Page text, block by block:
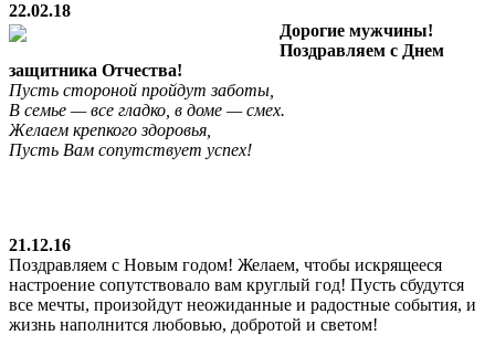
22.02.18
Дорогие мужчины!
Поздравляем с Днем
защитника Отчества!
Пусть стороной пройдут заботы,
В семье — все гладко, в доме — смех.
Желаем крепкого здоровья,
Пусть Вам сопутствует успех!
21.12.16
Поздравляем с Новым годом! Желаем, чтобы искрящееся
настроение сопутствовало вам круглый год! Пусть сбудутся
все мечты, произойдут неожиданные и радостные события, и
жизнь наполнится любовью, добротой и светом!